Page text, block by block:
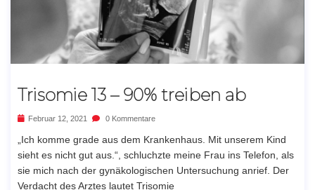
Trisomie 13 – 90% treiben ab
Februar 12, 2021 0 Kommentare
„Ich komme grade aus dem Krankenhaus. Mit unserem Kind
sieht es nicht gut aus.“, schluchzte meine Frau ins Telefon, als
sie mich nach der gynäkologischen Untersuchung anrief. Der
Verdacht des Arztes lautet Trisomie